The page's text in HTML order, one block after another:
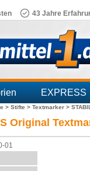
43 Jahre
EXPRESS
> Stifte > Textmarker >
Original
01